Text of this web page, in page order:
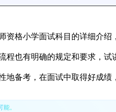
资格小学面试科目的详细介
程也有明确的规定和要求，
地备考，在面试中取得好成绩
。